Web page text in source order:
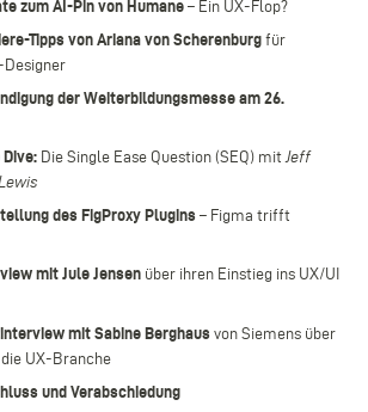
zum AI-Pin von Humane– Ein UX-Flop?
Tipps von Ariana von Scherenburgfür
Designer
der Weiterbildungsmesse am 26.
Dive: Die Single Ease Question (SEQ) mit Jeff
des FigProxy Plugins– Figma trifft
mit Jule Jensen über ihren Einstieg ins UX/UI
mit Sabine Berghausvon Siemens über
UX-Branche
und Verabschiedung